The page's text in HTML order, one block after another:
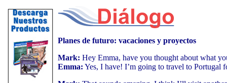
Planes de futuro: vacaciones y proyectos
Mark: Hey Emma, have you thought about what
Emma: Yes, I have! I’m going to travel to Portugal